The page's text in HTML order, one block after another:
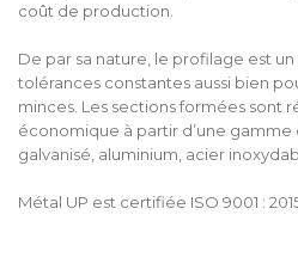
coût de production.
De par sa nature, le profilage est
tolérances constantes aussi bien
minces. Les sections formées sont
économique à partir d’une gamme
galvanisé, aluminium, acier
Métal UP est certifiée ISO 9001 :